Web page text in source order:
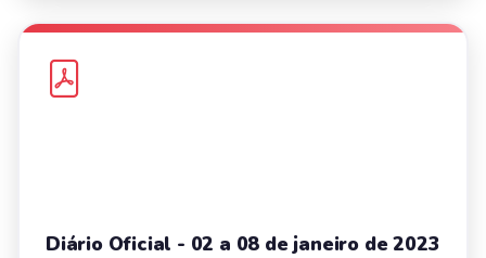
Diário Oficial - 02 a 08 de janeiro de 2023